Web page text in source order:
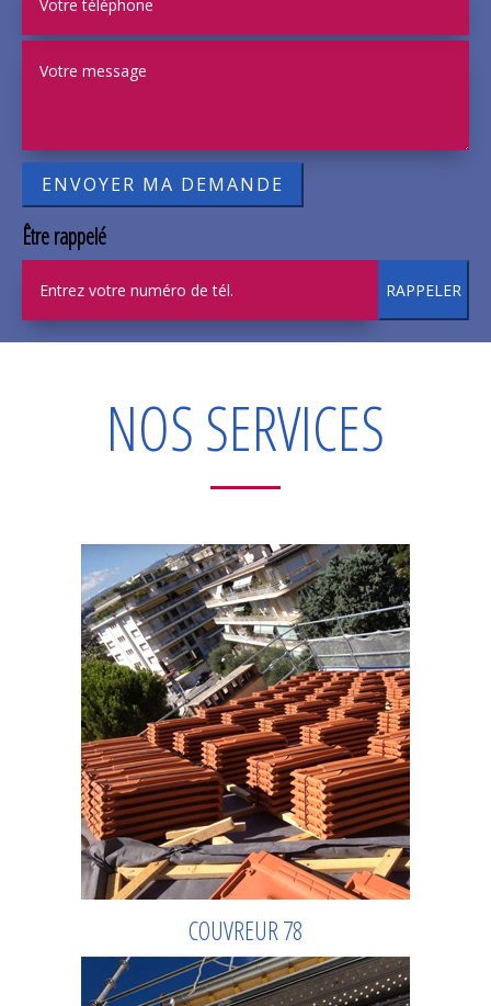
Être rappelé
NOS SERVICES
COUVREUR 78